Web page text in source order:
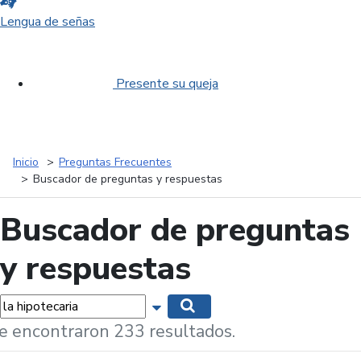
Lengua de señas
Presente su queja
Inicio
Preguntas Frecuentes
Buscador de preguntas y respuestas
Buscador de preguntas
y respuestas
Mostrar opciones de búsqueda
encontraron 233 resultados.